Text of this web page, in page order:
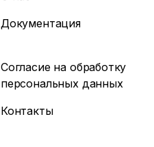
Документация
Согласие на обработку
персональных данных
Контакты